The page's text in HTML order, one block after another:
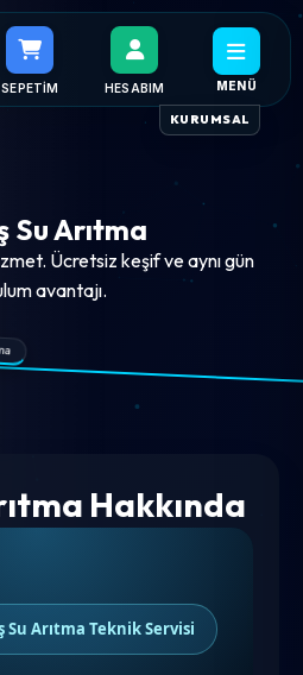
KURUMSAL
SEPETIM HESABIM MENÜ
Su Arıtma
Ücretsiz keşif ve aynı gün
avantajı.
Hakkında
Su Arıtma Teknik Servisi